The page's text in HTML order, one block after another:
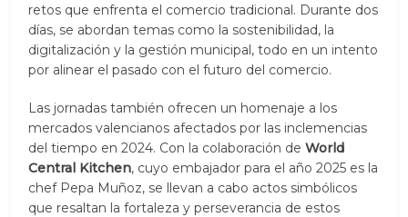
retos que enfrenta el comercio tradicional. Durante dos
días, se abordan temas como la sostenibilidad, la
digitalización y la gestión municipal, todo en un intento
por alinear el pasado con el futuro del comercio.
Las jornadas también ofrecen un homenaje a los
mercados valencianos afectados por las inclemencias
del tiempo en 2024. Con la colaboración deWorld
Central Kitchen, cuyo embajador para el año 2025 es la
chef Pepa Muñoz, se llevan a cabo actos simbólicos
que resaltan la fortaleza y perseverancia de estos